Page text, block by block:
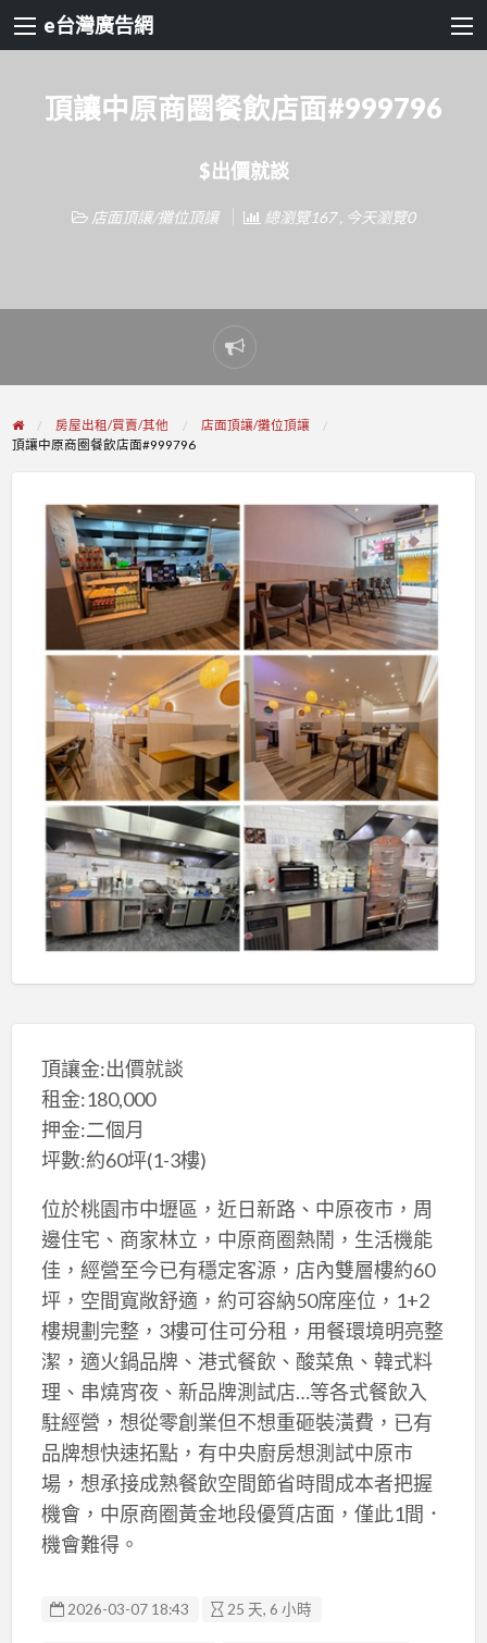
e台灣廣告網
頂讓中原商圈餐飲店面#999796
$出價就談
店面頂讓/攤位頂讓 總瀏覽167 , 今天瀏覽0
Report
problem
房屋出租/買賣/其他
店面頂讓/攤位頂讓
頂讓中原商圈餐飲店面#999796
頂讓金:出價就談
租金:180,000
押金:二個月
坪數:約60坪(1-3樓)
位於桃園市中壢區，近日新路、中原夜市，周
邊住宅、商家林立，中原商圈熱鬧，生活機能
佳，經營至今已有穩定客源，店內雙層樓約60
坪，空間寬敞舒適，約可容納50席座位，1+2
樓規劃完整，3樓可住可分租，用餐環境明亮整
潔，適火鍋品牌、港式餐飲、酸菜魚、韓式料
理、串燒宵夜、新品牌測試店…等各式餐飲入
駐經營，想從零創業但不想重砸裝潢費，已有
品牌想快速拓點，有中央廚房想測試中原市
場，想承接成熟餐飲空間節省時間成本者把握
機會，中原商圈黃金地段優質店面，僅此1間．
機會難得。
2026-03-07 18:43 25 天, 6 小時